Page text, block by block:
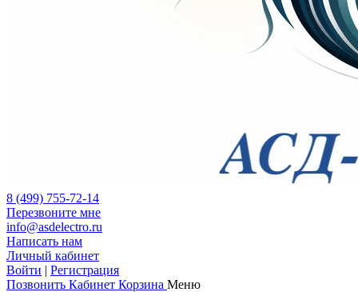
8 (499) 755-72-14
Перезвоните мне
info@asdelectro.ru
Написать нам
Личный кабинет
Войти | Регистрация
Позвонить Кабинет Корзина Меню